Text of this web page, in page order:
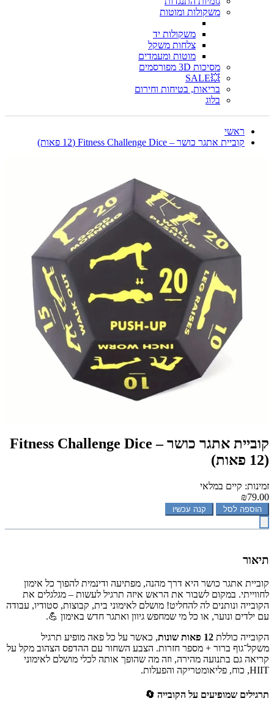
משקולות ומוטות
משקולות יד
צלחות משקל
מוטות ומעמדים
מסיכות 3D מפורסמים
💥SALE
בריאות, בטיחות וחירום
בלוג
ראשי
קוביית אתגר כושר – Fitness Challenge Dice (12 פאות)
קוביית אתגר כושר – Fitness Challenge Dice
(12 פאות)
זמינות: קיים במלאי
₪79.00
הוספה לסל קנה עכשיו
תיאור
קוביית אתגר כושר היא דרך מהנה, מפתיעה ודינמית להפוך כל אימון
לחווייתי. במקום לשבור את הראש איזה תרגיל לעשות – מגלגלים את
הקובייה ונותנים לה להחליט! מושלם לאימוני בית, קבוצות, סטודיו, עבודה
עם ילדים ונוער, או כל מי שמחפש גיוון ואתגר חדש באימון 💪.
הקובייה כוללת 12 פאות שונות
, כאשר על כל פאה מופיע תרגיל
משקל־גוף ברור + מספר חזרות. הצבע השחור עם ההדפס הצהוב מקל על
קריאה גם בתנועה מהירה, וזה מה שהופך אותה לכלי מושלם לאימוני
HIIT, כוח, פליאומטריקה והפעלות.
תרגילים שמופיעים על הקובייה 🔄